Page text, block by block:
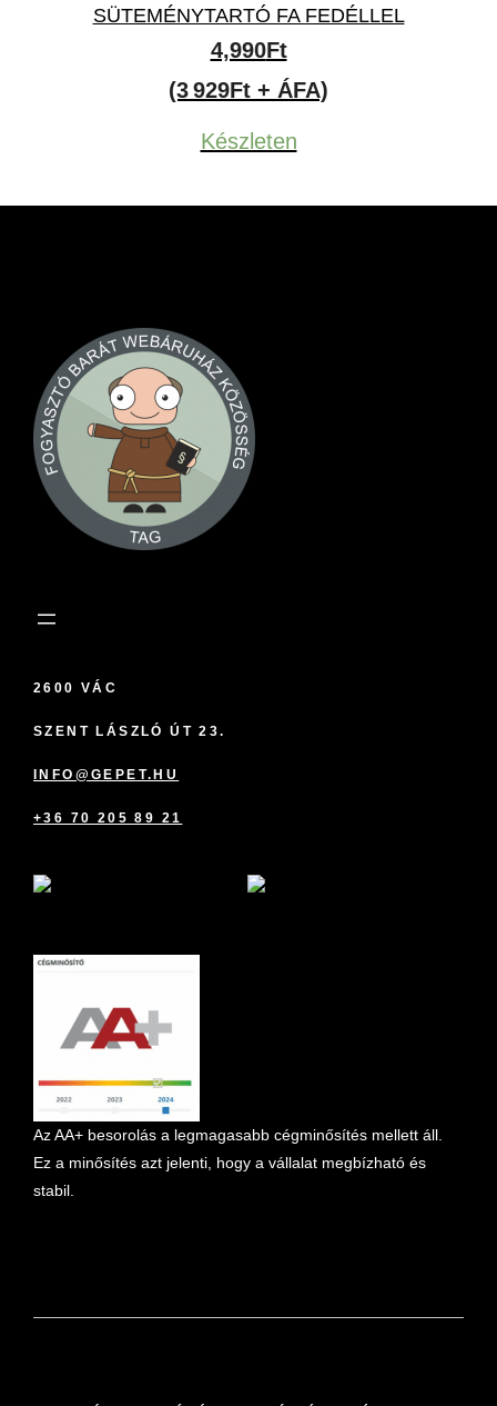
SÜTEMÉNYTARTÓ FA FEDÉLLEL
4,990Ft
(3 929Ft + ÁFA)
Készleten
2600 VÁC
SZENT LÁSZLÓ ÚT 23.
INFO@GEPET.HU
+36 70 205 89 21
Az AA+ besorolás a legmagasabb cégminősítés mellett áll.
Ez a minősítés azt jelenti, hogy a vállalat megbízható és
stabil.